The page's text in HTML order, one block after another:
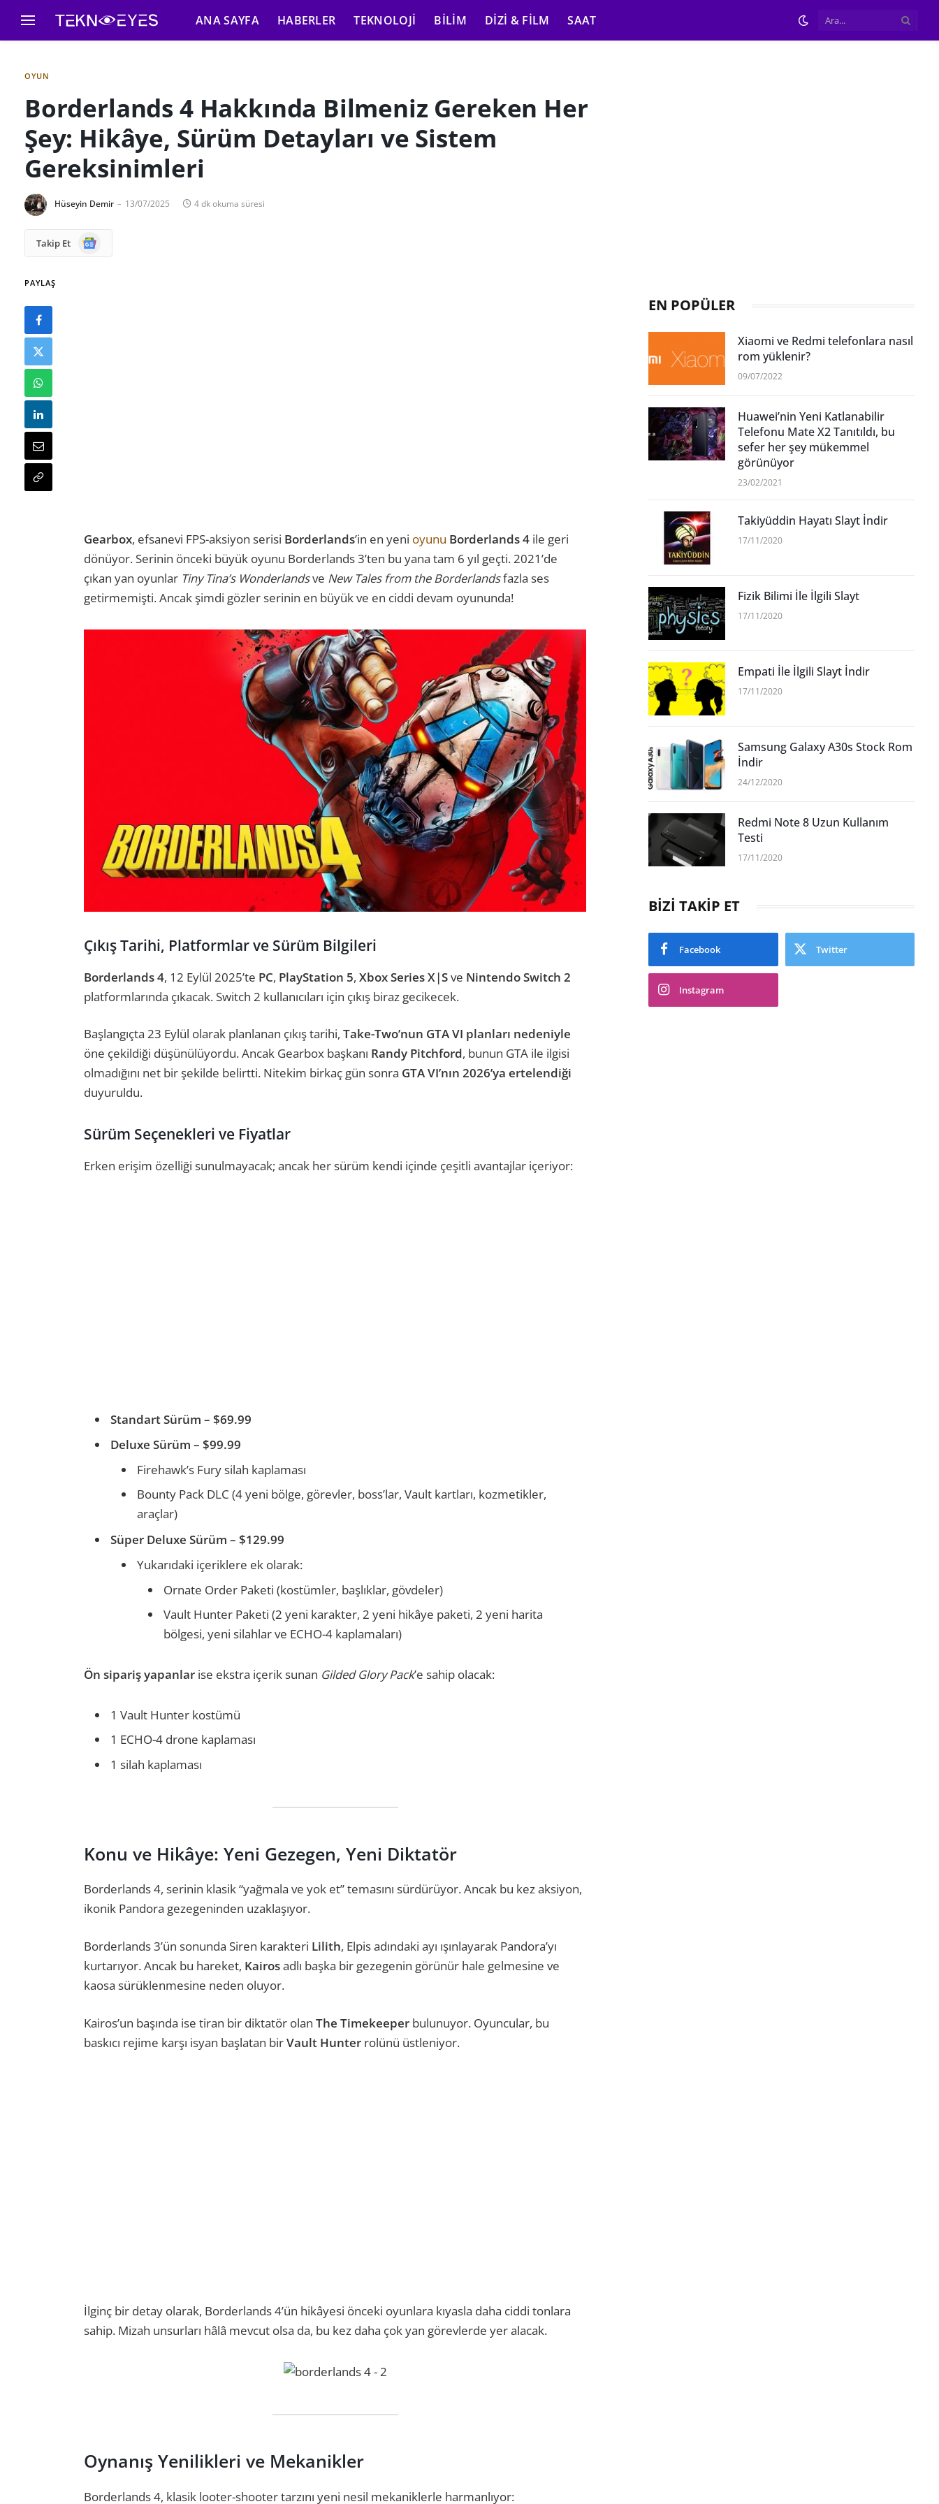
ANA SAYFA HABERLER TEKNOLOJI BILIM DIZI & FILM SAAT
OYUN
Borderlands 4 Hakkında Bilmeniz Gereken Her
Şey: Hikâye, Sürüm Detayları ve Sistem
Gereksinimleri
Hüseyin Demir 13/07/2025 4 dk okuma süresi
Takip Et
Google
News
PAYLAŞ
Gearbox, efsanevi FPS-aksiyon serisi Borderlands’in en yeni oyunu Borderlands 4ile geri
dönüyor. Serinin önceki büyük oyunu Borderlands 3’ten bu yana tam 6 yıl geçti. 2021’de
çıkan yan oyunlar Tiny Tina’s Wonderlandsve New Tales from the Borderlandsfazla ses
getirmemişti. Ancak şimdi gözler serinin en büyük ve en ciddi devam oyununda!
Çıkış Tarihi, Platformlar ve Sürüm Bilgileri
Borderlands 4, 12 Eylül 2025’te PC, PlayStation 5, Xbox Series X|Sve Nintendo Switch 2
platformlarında çıkacak. Switch 2 kullanıcıları için çıkış biraz gecikecek.
Başlangıçta 23 Eylül olarak planlanan çıkış tarihi, Take-Two’nun GTA VI planları nedeniyle
öne çekildiği düşünülüyordu. Ancak Gearbox başkanı Randy Pitchford, bunun GTA ile ilgisi
olmadığını net bir şekilde belirtti. Nitekim birkaç gün sonra GTA VI’nın 2026’ya ertelendiği
duyuruldu.
Sürüm Seçenekleri ve Fiyatlar
Erken erişim özelliği sunulmayacak; ancak her sürüm kendi içinde çeşitli avantajlar içeriyor:
Standart Sürüm – $69.99
Deluxe Sürüm – $99.99
Firehawk’s Fury silah kaplaması
Bounty Pack DLC (4 yeni bölge, görevler, boss’lar, Vault kartları, kozmetikler,
araçlar)
Süper Deluxe Sürüm – $129.99
Yukarıdaki içeriklere ek olarak:
Ornate Order Paketi (kostümler, başlıklar, gövdeler)
Vault Hunter Paketi (2 yeni karakter, 2 yeni hikâye paketi, 2 yeni harita
bölgesi, yeni silahlar ve ECHO-4 kaplamaları)
Ön sipariş yapanlarise ekstra içerik sunan Gilded Glory Pack’e sahip olacak:
1 Vault Hunter kostümü
1 ECHO-4 drone kaplaması
1 silah kaplaması
Konu ve Hikâye: Yeni Gezegen, Yeni Diktatör
Borderlands 4, serinin klasik “yağmala ve yok et” temasını sürdürüyor. Ancak bu kez aksiyon,
ikonik Pandora gezegeninden uzaklaşıyor.
Borderlands 3’ün sonunda Siren karakteri Lilith, Elpis adındaki ayı ışınlayarak Pandora’yı
kurtarıyor. Ancak bu hareket, Kairosadlı başka bir gezegenin görünür hale gelmesine ve
kaosa sürüklenmesine neden oluyor.
Kairos’un başında ise tiran bir diktatör olan The Timekeeperbulunuyor. Oyuncular, bu
baskıcı rejime karşı isyan başlatan birVault Hunterrolünü üstleniyor.
İlginç bir detay olarak, Borderlands 4’ün hikâyesi önceki oyunlara kıyasla daha ciddi tonlara
sahip. Mizah unsurları hâlâ mevcut olsa da, bu kez daha çok yan görevlerde yer alacak.
Oynanış Yenilikleri ve Mekanikler
Borderlands 4, klasik looter-shooter tarzını yeni nesil mekaniklerle harmanlıyor:
EN POPÜLER
Xiaomi ve Redmi telefonlara nasıl
rom yüklenir?
09/07/2022
Huawei’nin Yeni Katlanabilir
Telefonu Mate X2 Tanıtıldı, bu
sefer her şey mükemmel
görünüyor
23/02/2021
Takiyüddin Hayatı Slayt İndir
17/11/2020
Fizik Bilimi İle İlgili Slayt
17/11/2020
Empati İle İlgili Slayt İndir
17/11/2020
Samsung Galaxy A30s Stock Rom
İndir
24/12/2020
Redmi Note 8 Uzun Kullanım
Testi
17/11/2020
BİZİ TAKİP ET
Facebook Twitter
Instagram